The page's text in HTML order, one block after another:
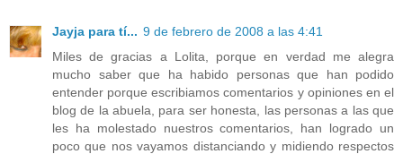
Jayja para tí... 9 de febrero de 2008 a las 4:41
Miles de gracias a Lolita, porque en verdad me alegra
mucho saber que ha habido personas que han podido
entender porque escribiamos comentarios y opiniones en el
blog de la abuela, para ser honesta, las personas a las que
les ha molestado nuestros comentarios, han logrado un
poco que nos vayamos distanciando y midiendo respectos